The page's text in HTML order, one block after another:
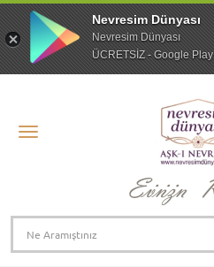
Nevresim Dünyası
Nevresim Dünyası
ÜCRETSİZ - Google Play